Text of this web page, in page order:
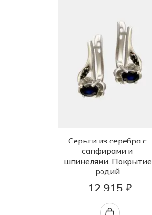
Серьги из серебра с
сапфирами и
шпинелями. Покрытие
родий
12 915 ₽